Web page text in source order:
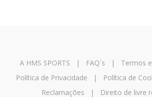
A HMS SPORTS | FAQ´s | Termos
Política de Privacidade | Política de
Reclamações | Direito de livre